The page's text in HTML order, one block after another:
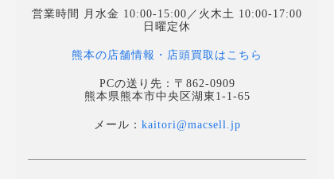
営業時間 月水金 10:00-15:00／火木土 10:00-17:00
日曜定休
熊本の店舗情報・店頭買取はこちら
PCの送り先：〒862-0909
熊本県熊本市中央区湖東1-1-65
メール： kaitori@macsell.jp